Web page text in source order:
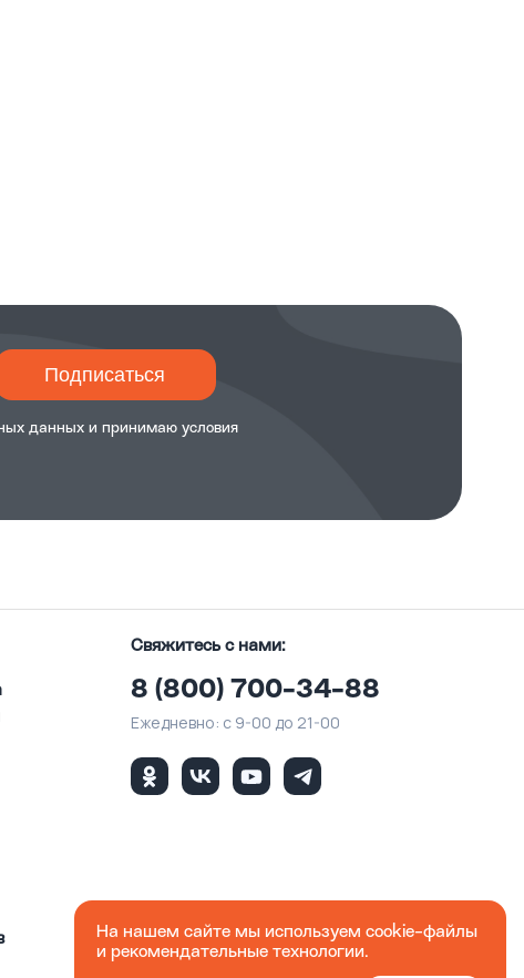
Подписаться
данных и принимаю условия
Свяжитесь с нами:
8 (800) 700-34-88
Ежедневно: с 9-00 до 21-00
На нашем сайте мы используем cookie-файлы
и рекомендательные технологии.